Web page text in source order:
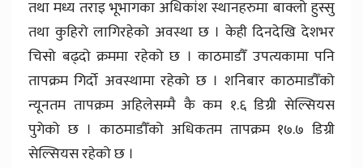
तथा मध्य तराइ भूभागका अधिकांश स्थानहरुमा बाक्लो हुस्सु
तथा कुहिरो लागिरहेको अवस्था छ । केही दिनदेखि देशभर
चिसो बढ्दो क्रममा रहेको छ । काठमाडौँ उपत्यकामा पनि
तापक्रम गिर्दो अवस्थामा रहेको छ । शनिबार काठमाडौँको
न्यूनतम तापक्रम अहिलेसम्मै कै कम १.६ डिग्री सेल्सियस
पुगेको छ । काठमाडौँको अधिकतम तापक्रम १७.७ डिग्री
सेल्सियस रहेको छ ।